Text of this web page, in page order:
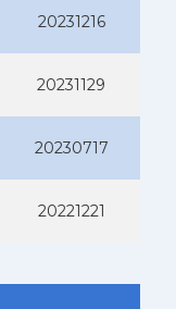
20231216
20231129
20230717
20221221